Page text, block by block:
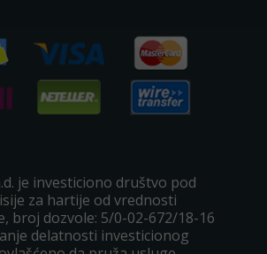
je investiciono društvo pod
za hartije od vrednosti
broj dozvole: 5/0-02-672/18-16
delatnosti investicionog